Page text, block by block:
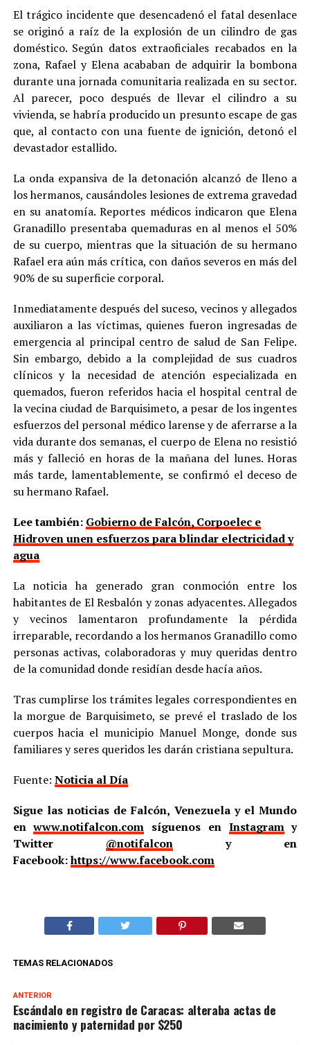
El trágico incidente que desencadenó el fatal desenlace
se originó a raíz de la explosión de un cilindro de gas
doméstico. Según datos extraoficiales recabados en la
zona, Rafael y Elena acababan de adquirir la bombona
durante una jornada comunitaria realizada en su sector.
Al parecer, poco después de llevar el cilindro a su
vivienda, se habría producido un presunto escape de gas
que, al contacto con una fuente de ignición, detonó el
devastador estallido.
La onda expansiva de la detonación alcanzó de lleno a
los hermanos, causándoles lesiones de extrema gravedad
en su anatomía. Reportes médicos indicaron que Elena
Granadillo presentaba quemaduras en al menos el 50%
de su cuerpo, mientras que la situación de su hermano
Rafael era aún más crítica, con daños severos en más del
90% de su superficie corporal.
Inmediatamente después del suceso, vecinos y allegados
auxiliaron a las víctimas, quienes fueron ingresadas de
emergencia al principal centro de salud de San Felipe.
Sin embargo, debido a la complejidad de sus cuadros
clínicos y la necesidad de atención especializada en
quemados, fueron referidos hacia el hospital central de
la vecina ciudad de Barquisimeto, a pesar de los ingentes
esfuerzos del personal médico larense y de aferrarse a la
vida durante dos semanas, el cuerpo de Elena no resistió
más y falleció en horas de la mañana del lunes. Horas
más tarde, lamentablemente, se confirmó el deceso de
su hermano Rafael.
Lee también: Gobierno de Falcón, Corpoelec e
Hidroven unen esfuerzos para blindar electricidad y
agua
La noticia ha generado gran conmoción entre los
habitantes de El Resbalón y zonas adyacentes. Allegados
y vecinos lamentaron profundamente la pérdida
irreparable, recordando a los hermanos Granadillo como
personas activas, colaboradoras y muy queridas dentro
de la comunidad donde residían desde hacía años.
Tras cumplirse los trámites legales correspondientes en
la morgue de Barquisimeto, se prevé el traslado de los
cuerpos hacia el municipio Manuel Monge, donde sus
familiares y seres queridos les darán cristiana sepultura.
Fuente: Noticia al Día
Sigue las noticias de Falcón, Venezuela y el Mundo
enwww.notifalcon.com síguenos en Instagramy
Twitter @notifalcony en
Facebook:https://www.facebook.com
TEMAS RELACIONADOS
ANTERIOR
Escándalo en registro de Caracas: alteraba actas de
nacimiento y paternidad por $250